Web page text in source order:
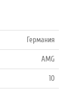
Германия
AMG
10